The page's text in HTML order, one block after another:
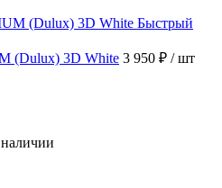
Быстрый
(Dulux) 3D White 3 950 ₽ / шт